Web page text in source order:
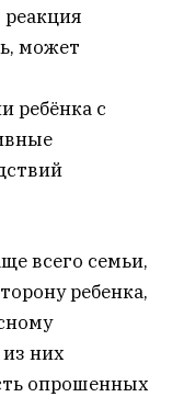
реакция
может
ребёнка с
всего семьи,
ребенка,
них
опрошенных